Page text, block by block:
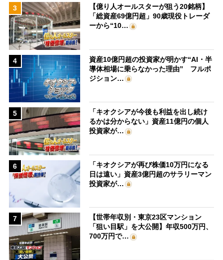
3
【億り人オールスターが狙う20銘柄】
「総資産69億円超」90歳現役トレーダ
ーから“10…
4
資産10億円超の投資家が明かす“AI・半
導体相場に乗らなかった理由” フルポ
ジション…
5
「キオクシアが今後も利益を出し続け
るかは分からない」資産11億円の個人
投資家が…
6
「キオクシアが再び株価10万円になる
日は遠い」資産3億円超のサラリーマン
投資家が…
7
【世帯年収別・東京23区マンション
「狙い目駅」を大公開】年収500万円、
700万円で…